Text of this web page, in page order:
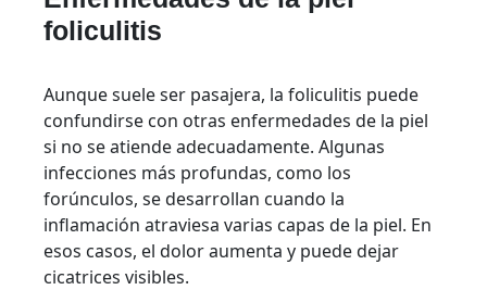
foliculitis
Aunque suele ser pasajera, la foliculitis puede
confundirse con otras enfermedades de la piel
si no se atiende adecuadamente. Algunas
infecciones más profundas, como los
forúnculos, se desarrollan cuando la
inflamación atraviesa varias capas de la piel. En
esos casos, el dolor aumenta y puede dejar
cicatrices visibles.